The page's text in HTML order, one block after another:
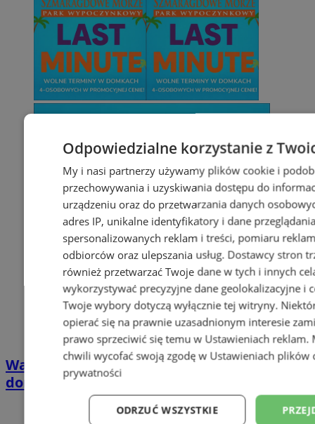
Wakacyjny wypoczynek nad Bałtykiem w
domkach Szmaragdowe Morze
Odpowiedzialne korzystanie z
My i nasi partnerzy używamy plików cookie i
przechowywania i uzyskiwania dostępu do
urządzeniu oraz do przetwarzania danych
adres IP, unikalne identyfikatory i dane
spersonalizowanych reklam i treści, pomiaru
odbiorców oraz ulepszania usług. Dostawcy stron
również przetwarzać Twoje dane w tych i innych
wykorzystywać precyzyjne dane geolokalizacyjne i
Twoje wybory dotyczą wyłącznie tej witryny.
opierać się na prawnie uzasadnionym interesie
prawo sprzeciwić się temu w Ustawieniach reklam.
chwili wycofać swoją zgodę w Ustawieniach plików
prywatności
ODRZUĆ WSZYSTKIE